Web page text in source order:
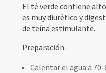
El té verde contiene
es muy diurético y
de teína estimulante.
Preparación:
Calentar el agua a 70-